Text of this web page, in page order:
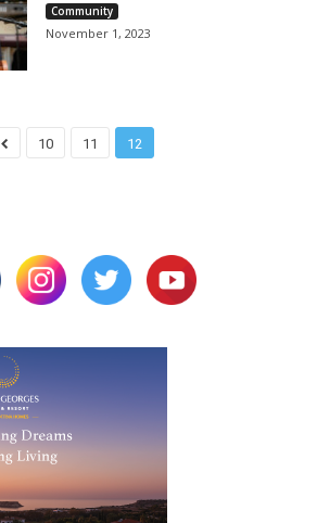
Community
November 1, 2023
10 11 12